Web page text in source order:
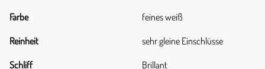
Farbe feines weiß
Reinheit sehr gleine Einschlüsse
Schliff Brillant